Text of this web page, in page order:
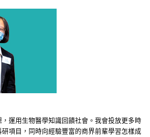
運用生物醫學知識回饋社會。我會投放更多時
項目，同時向經驗豐富的商界前輩學習怎樣成